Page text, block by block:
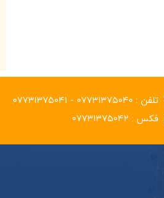
تلفن : ۰۷۷۳۱۳۷۵۰۴۰ - ۰۷۷۳۱۳۷۵۰۴۱
فکس : ۰۷۷۳۱۳۷۵۰۴۲